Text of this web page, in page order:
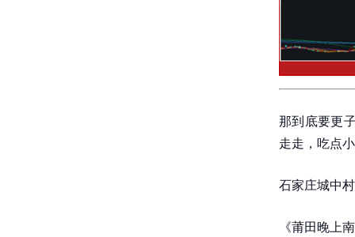
那到底要更
走走，吃点
石家庄城中
《莆田晚上